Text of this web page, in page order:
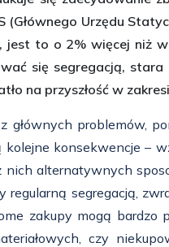
(Głównego Urzędu
to o 2% więcej niż w
się segregacją,
na przyszłość w
głównych problemów,
konsekwencje –
nich alternatywnych
regularną segregacją,
zakupy mogą bardzo
czy